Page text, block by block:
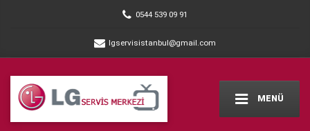
0544 539 09 91
lgservisistanbul@gmail.com
MENÜ